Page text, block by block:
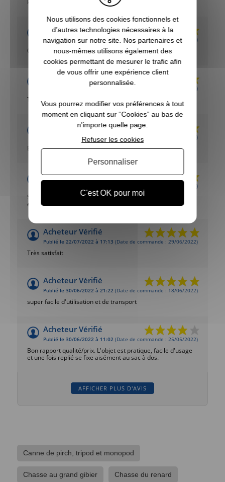
Acheteur Vérifié
Publié le 11/08/2022 à 01:04(Date de commande : 02/08/2022)
Canne très stable
Acheteur Vérifié
Publié le 08/08/2022 à 19:00 (Date de commande : 31/07/2022)
Très bien
Acheteur Vérifié
Publié le 23/07/2022 à 13:43(Date de commande : 12/07/2022)
Bien
Acheteur Vérifié
(Date de commande : 11/07/2022)
Super qualité/ prix ! Déjà 1 beau sanglier prélevé avec,
excellent produit !
Acheteur Vérifié
Publié le 22/07/2022 à 17:13 (Date de commande : 29/06/2022)
Très satisfait
Acheteur Vérifié
Publié le 30/06/2022 à 21:22 (Date de commande : 18/06/2022)
super facile d'utilisation et de transport
Acheteur Vérifié
Publié le 30/06/2022 à 11:02 (Date de commande : 25/05/2022)
Bon rapport qualité/prix. L'objet est pratique, facile d'usage
et une fois replié se fixe aisément au sac à dos.
AFFICHER PLUS D'AVIS
Canne de pirch, tripod et monopod
Chasse au grand gibier Chasse du renard
Nous utilisons des cookies fonctionnels et
d’autres technologies nécessaires à la
navigation sur notre site. Nos partenaires et
nous-mêmes utilisons également des
cookies permettant de mesurer le trafic afin
de vous offrir une expérience client
personnalisée.
Vous pourrez modifier vos préférences à tout
moment en cliquant sur “Cookies” au bas de
n'importe quelle page.
C'est OK pour moi
Refuser les cookies
Personnaliser